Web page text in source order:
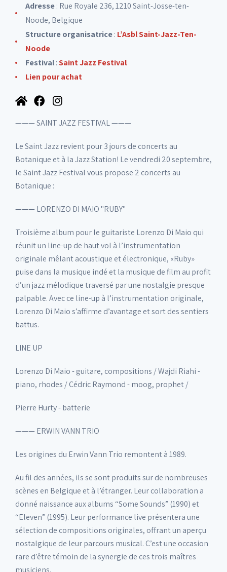
Adresse: Rue Royale 236, 1210 Saint-Josse-ten-
Noode, Belgique
Structure organisatrice: L’Asbl Saint-Jazz-Ten-
Noode
Festival:Saint Jazz Festival
Lien pour achat
——— SAINT JAZZ FESTIVAL ———
Le Saint Jazz revient pour 3 jours de concerts au
Botanique et à la Jazz Station! Le vendredi 20 septembre,
le Saint Jazz Festival vous propose 2 concerts au
Botanique :
——— LORENZO DI MAIO "RUBY"
Troisième album pour le guitariste Lorenzo Di Maio qui
réunit un line-up de haut vol à l’instrumentation
originale mêlant acoustique et électronique, «Ruby»
puise dans la musique indé et la musique de film au profit
d’un jazz mélodique traversé par une nostalgie presque
palpable. Avec ce line-up à l’instrumentation originale,
Lorenzo Di Maio s’affirme d’avantage et sort des sentiers
battus.
LINE UP
Lorenzo Di Maio - guitare, compositions / Wajdi Riahi -
piano, rhodes / Cédric Raymond - moog, prophet /
Pierre Hurty - batterie
——— ERWIN VANN TRIO
Les origines du Erwin Vann Trio remontent à 1989.
Au fil des années, ils se sont produits sur de nombreuses
scènes en Belgique et à l’étranger. Leur collaboration a
donné naissance aux albums “Some Sounds” (1990) et
“Eleven” (1995). Leur performance live présentera une
sélection de compositions originales, offrant un aperçu
nostalgique de leur parcours musical. C’est une occasion
rare d’être témoin de la synergie de ces trois maîtres
musiciens.